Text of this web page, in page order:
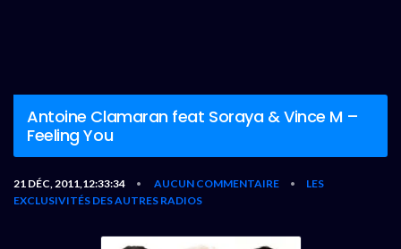
Antoine Clamaran feat Soraya & Vince M –
Feeling You
21 DÉC, 2011,12:33:34 • AUCUN COMMENTAIRE •
LES
EXCLUSIVITÉS DES AUTRES RADIOS